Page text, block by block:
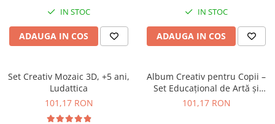
IN STOC
ADAUGA IN COS
IN STOC
ADAUGA IN COS
Set Creativ Mozaic 3D, +5 ani,
Ludattica
101,17 RON
Album Creativ pentru Copii –
Set Educațional de Artă și
Decorare, +5 ani, Ludattica
101,17 RON